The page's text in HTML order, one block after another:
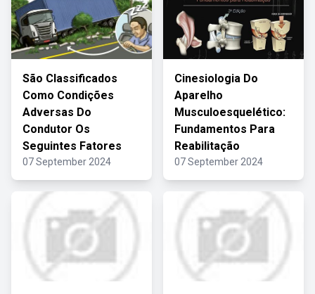
São Classificados
Como Condições
Adversas Do
Condutor Os
Seguintes Fatores
07 September 2024
Cinesiologia Do
Aparelho
Musculoesquelético:
Fundamentos Para
Reabilitação
07 September 2024